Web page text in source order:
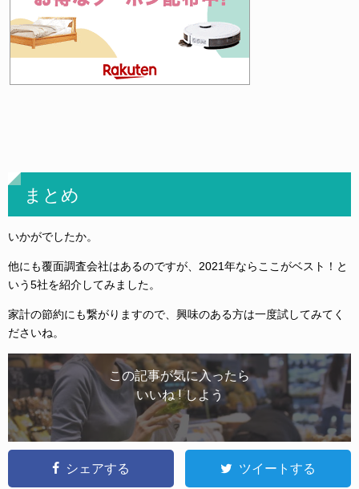
まとめ
いかがでしたか。
他にも覆面調査会社はあるのですが、2021年ならここがベスト！と
いう5社を紹介してみました。
家計の節約にも繋がりますので、興味のある方は一度試してみてく
ださいね。
この記事が気に入ったら
いいね ! しよう
シェアする ツイートする